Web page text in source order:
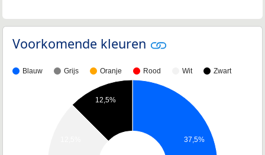
Voorkomende kleuren
Blauw Grijs Oranje Rood Wit Zwart
37,5%
12,5%